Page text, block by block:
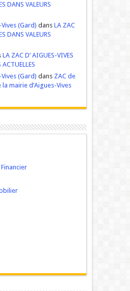
DANS VALEURS
(Gard) dans LA ZAC
DANS VALEURS
LA ZAC D’ AIGUES-VIVES
ACTUELLES
(Gard) dans ZAC de
la mairie d’Aigues-Vives